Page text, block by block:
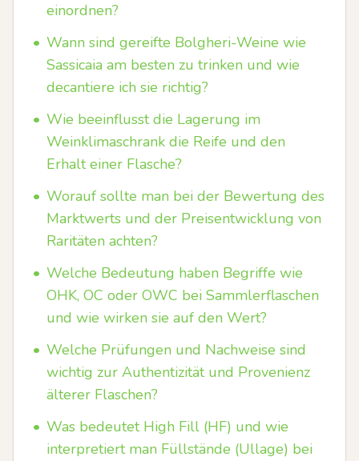
einordnen?
• Wann sind gereifte Bolgheri-Weine wie
Sassicaia am besten zu trinken und wie
decantiere ich sie richtig?
• Wie beeinflusst die Lagerung im
Weinklimaschrank die Reife und den
Erhalt einer Flasche?
• Worauf sollte man bei der Bewertung des
Marktwerts und der Preisentwicklung von
Raritäten achten?
• Welche Bedeutung haben Begriffe wie
OHK, OC oder OWC bei Sammlerflaschen
und wie wirken sie auf den Wert?
• Welche Prüfungen und Nachweise sind
wichtig zur Authentizität und Provenienz
älterer Flaschen?
• Was bedeutet High Fill (HF) und wie
interpretiert man Füllstände (Ullage) bei